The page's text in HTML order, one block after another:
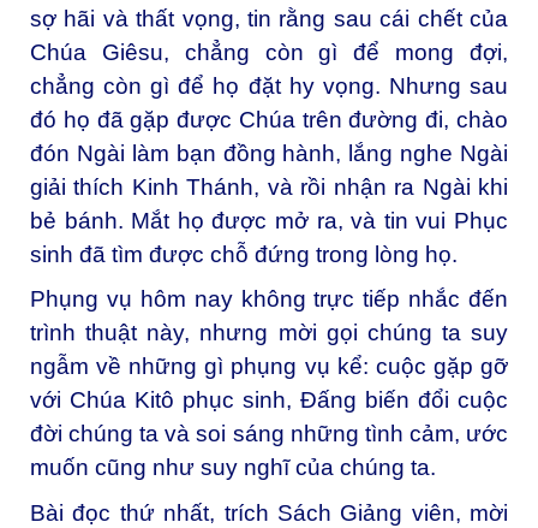
sợ hãi và thất vọng, tin rằng sau cái chết của
Chúa Giêsu, chẳng còn gì để mong đợi,
chẳng còn gì để họ đặt hy vọng. Nhưng sau
đó họ đã gặp được Chúa trên đường đi, chào
đón Ngài làm bạn đồng hành, lắng nghe Ngài
giải thích Kinh Thánh, và rồi nhận ra Ngài khi
bẻ bánh. Mắt họ được mở ra, và tin vui Phục
sinh đã tìm được chỗ đứng trong lòng họ.
Phụng vụ hôm nay không trực tiếp nhắc đến
trình thuật này, nhưng mời gọi chúng ta suy
ngẫm về những gì phụng vụ kể: cuộc gặp gỡ
với Chúa Kitô phục sinh, Đấng biến đổi cuộc
đời chúng ta và soi sáng những tình cảm, ước
muốn cũng như suy nghĩ của chúng ta.
Bài đọc thứ nhất, trích Sách Giảng viên, mời